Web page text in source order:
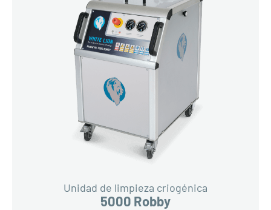
Unidad de limpieza criogénica
5000 Robby